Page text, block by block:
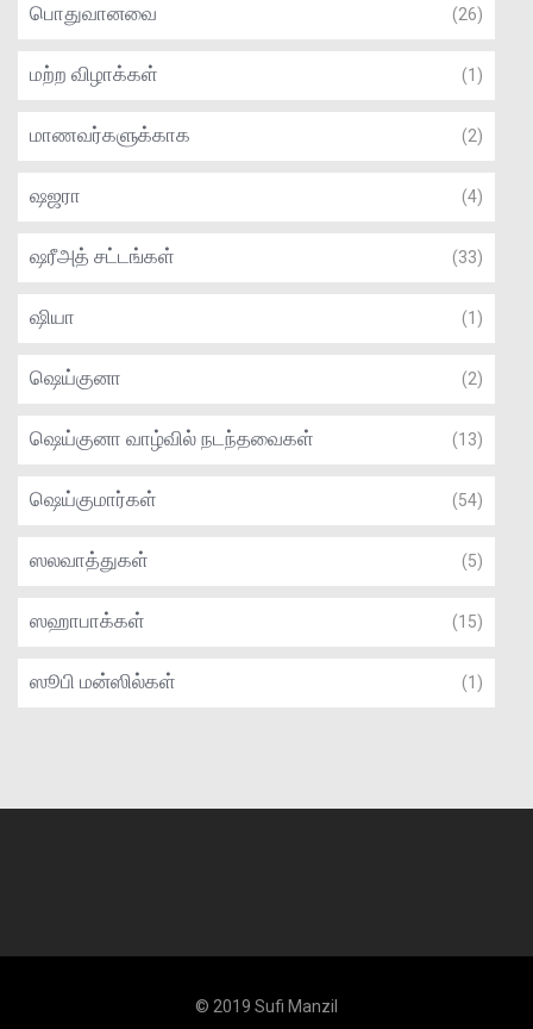
பொதுவானவை (26)
மற்ற விழாக்கள் (1)
மாணவர்களுக்காக (2)
ஷஜரா (4)
ஷரீஅத் சட்டங்கள் (33)
ஷியா (1)
ஷெய்குனா (2)
ஷெய்குனா வாழ்வில் நடந்தவைகள் (13)
ஷெய்குமார்கள் (54)
ஸலவாத்துகள் (5)
ஸஹாபாக்கள் (15)
ஸூபி மன்ஸில்கள் (1)
© 2019 Sufi Manzil